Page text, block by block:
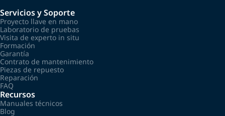
Servicios y Soporte
Proyecto llave en mano
Laboratorio de pruebas
Visita de experto in situ
Formación
Garantía
Contrato de mantenimiento
Piezas de repuesto
Reparación
FAQ
Recursos
Manuales técnicos
Blog